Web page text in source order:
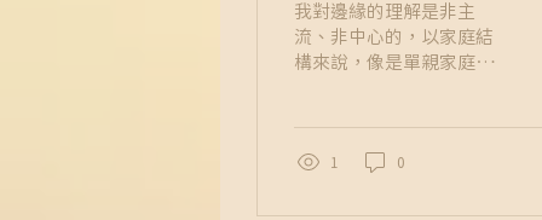
我對邊緣的理解是非主
流、非中心的，以家庭結
構來說，像是單親家庭、
意涵與刻版印象，然而在
中之一的真實是邊緣家庭
1 0